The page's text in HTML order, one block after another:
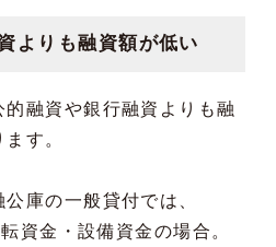
よりも融資額が低い
的融資や銀行融資よりも融
す。
庫の一般貸付では、
資金・設備資金の場合。